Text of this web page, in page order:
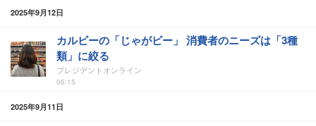
2025年9月12日
カルビーの「じゃがビー」 消費者のニーズは「3種
類」に絞る
プレジデントオンライン
06:15
2025年9月11日